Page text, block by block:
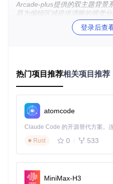
Arcade-plus提供的双主题背景
题为编辑区域提供清晰的视觉
探索场景应用：从新手
户，引导式编辑系统通过直观的
门槛；对于专业用户，批量编辑
谱面的高效制作。特别值得一提
以用于个人创作的灵感捕捉，
需求。
多样化的粒子特效资源库，包
素，为谱面增添动态表现力
解析技术架构：两大核
构建实时预览引擎
登录后查
热门项目推荐相关项目推荐
atomcode
Rust
0 533
MiniMax-H3